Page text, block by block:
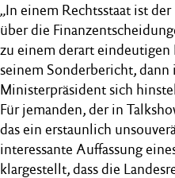
„In einem Rechtsstaat ist
über die
zu einem derart eindeutigen
seinem Sonderbericht, dann
Ministerpräsident sich
Für jemanden, der in
das ein erstaunlich
interessante Auffassung
klargestellt, dass die